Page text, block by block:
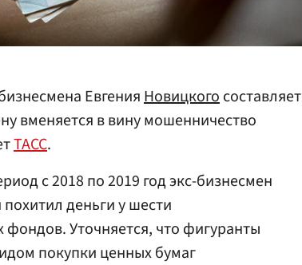
ЕвгенияНовицкогосоставляет
вменяется в вину мошенничество
ТАСС.
с 2018 по 2019 год экс-бизнесмен
деньги у шести
Уточняется, что фигуранты
покупки ценных бумаг